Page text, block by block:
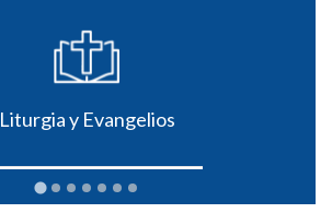
Liturgia y Evangelios